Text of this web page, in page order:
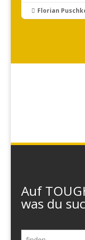
 Florian
Auf
was du
Suchen